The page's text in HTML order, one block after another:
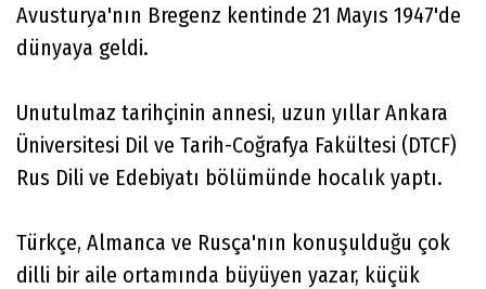
Avusturya'nın Bregenz kentinde 21 Mayıs 1947'de
dünyaya geldi.
Unutulmaz tarihçinin annesi, uzun yıllar Ankara
Üniversitesi Dil ve Tarih-Coğrafya Fakültesi (DTCF)
Rus Dili ve Edebiyatı bölümünde hocalık yaptı.
Türkçe, Almanca ve Rusça'nın konuşulduğu çok
dilli bir aile ortamında büyüyen yazar, küçük